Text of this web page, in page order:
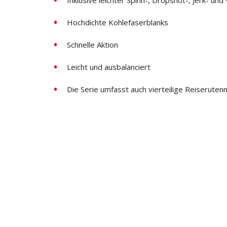
Hochdichte Kohlefaserblanks
Schnelle Aktion
Leicht und ausbalanciert
Die Serie umfasst auch vierteilige